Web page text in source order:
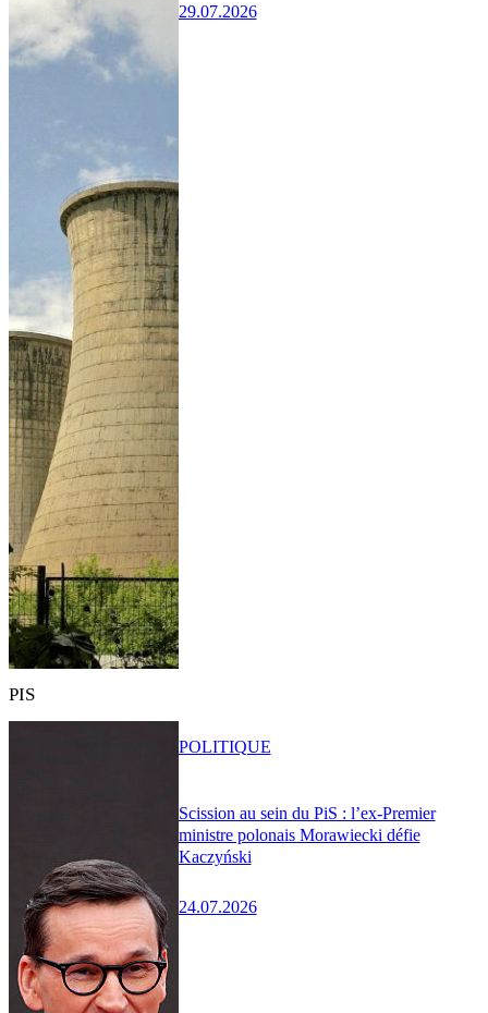
29.07.2026
PIS
Scission au sein du PiS : l’ex-Premier
ministre polonais Morawiecki défie
Kaczyński
24.07.2026
POLITIQUE